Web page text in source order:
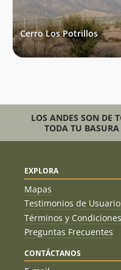
Cerro Los Potrillos
LOS ANDES SON DE
TODA TU
EXPLORA
Mapas
Testimonios de
Términos y Condiciones
Preguntas Frecuentes
CONTÁCTANOS